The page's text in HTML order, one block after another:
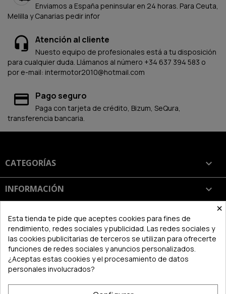
Enviamos a España peninsular en 24 horas. Para Ceuta,
Melilla y Canarias pedir infor
Atención al cliente
Nuesto equipo de profesionales está a tu disposición
para cualquier duda. Llámanos al número +34 637 394 583 o
por e-mail: intermotor2010@hotmail.com
Pago seguro
Paga con tarjeta de crédito, Bizum, SeQura,
transferencia bancaria.
CATEGORÍAS 
INFORMACIÓN 
SU CUENTA
INFORMACIÓN DE LA TIENDA keyboard_arrow_down
×
Esta tienda te pide que aceptes cookies para fines de
rendimiento, redes sociales y publicidad. Las redes sociales y
las cookies publicitarias de terceros se utilizan para ofrecerte
funciones de redes sociales y anuncios personalizados.
¿Aceptas estas cookies y el procesamiento de datos
personales involucrados?